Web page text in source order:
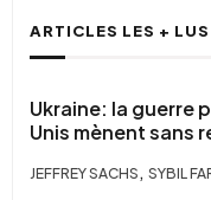
ARTICLES LES + LUS
Ukraine: la guerre
Unis mènent sans
JEFFREY SACHS , SYBIL